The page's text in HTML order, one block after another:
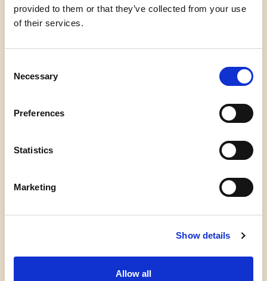
provided to them or that they’ve collected from your use
of their services.
Selection
Necessary
Preferences
Statistics
Marketing
Show details
Allow all
Flere øvelser